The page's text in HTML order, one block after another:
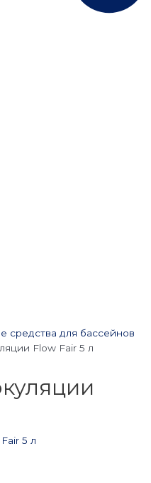
средства для бассейнов
Flow Fair 5 л